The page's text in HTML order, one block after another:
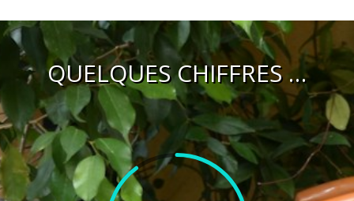
QUELQUES CHIFFRES …